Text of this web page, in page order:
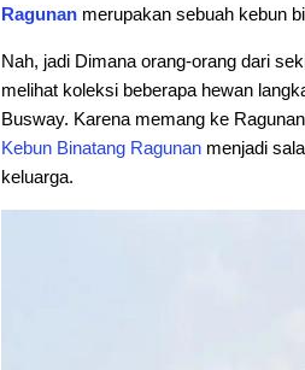
Ragunan merupakan sebuah kebun
Nah, jadi Dimana orang-orang dari
melihat koleksi beberapa hewan
Busway. Karena memang ke
Kebun Binatang Ragunan menjadi
keluarga.